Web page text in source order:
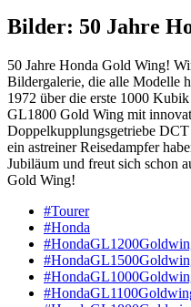
Bilder: 50 Jahre
50 Jahre Honda Gold Wing!
Bildergalerie, die alle Modelle
1972 über die erste 1000
GL1800 Gold Wing mit
Doppelkupplungsgetriebe
ein astreiner Reisedampfer
Jubiläum und freut sich schon
Gold Wing!
#Tourer
#Honda